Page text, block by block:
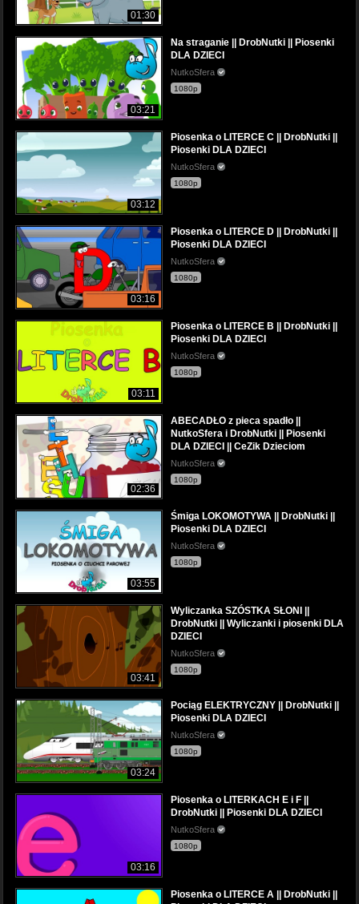
01:30
03:21
Na straganie || DrobNutki || Piosenki
DLA DZIECI
NutkoSfera
1080p
03:12
Piosenka o LITERCE C || DrobNutki ||
Piosenki DLA DZIECI
NutkoSfera
1080p
03:16
Piosenka o LITERCE D || DrobNutki ||
Piosenki DLA DZIECI
NutkoSfera
1080p
03:11
Piosenka o LITERCE B || DrobNutki ||
Piosenki DLA DZIECI
NutkoSfera
1080p
02:36
ABECADŁO z pieca spadło ||
NutkoSfera i DrobNutki || Piosenki
DLA DZIECI || CeZik Dzieciom
NutkoSfera
1080p
03:55
Śmiga LOKOMOTYWA || DrobNutki ||
Piosenki DLA DZIECI
NutkoSfera
1080p
03:41
Wyliczanka SZÓSTKA SŁONI ||
DrobNutki || Wyliczanki i piosenki DLA
DZIECI
NutkoSfera
1080p
03:24
Pociąg ELEKTRYCZNY || DrobNutki ||
Piosenki DLA DZIECI
NutkoSfera
1080p
03:16
Piosenka o LITERKACH E i F ||
DrobNutki || Piosenki DLA DZIECI
NutkoSfera
1080p
Piosenka o LITERCE A || DrobNutki ||